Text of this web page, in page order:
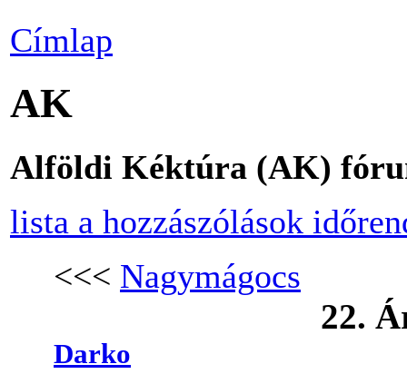
Címlap
AK
Alföldi Kéktúra (AK)
lista a hozzászólások
<<< Nagymágocs
22.
Darko